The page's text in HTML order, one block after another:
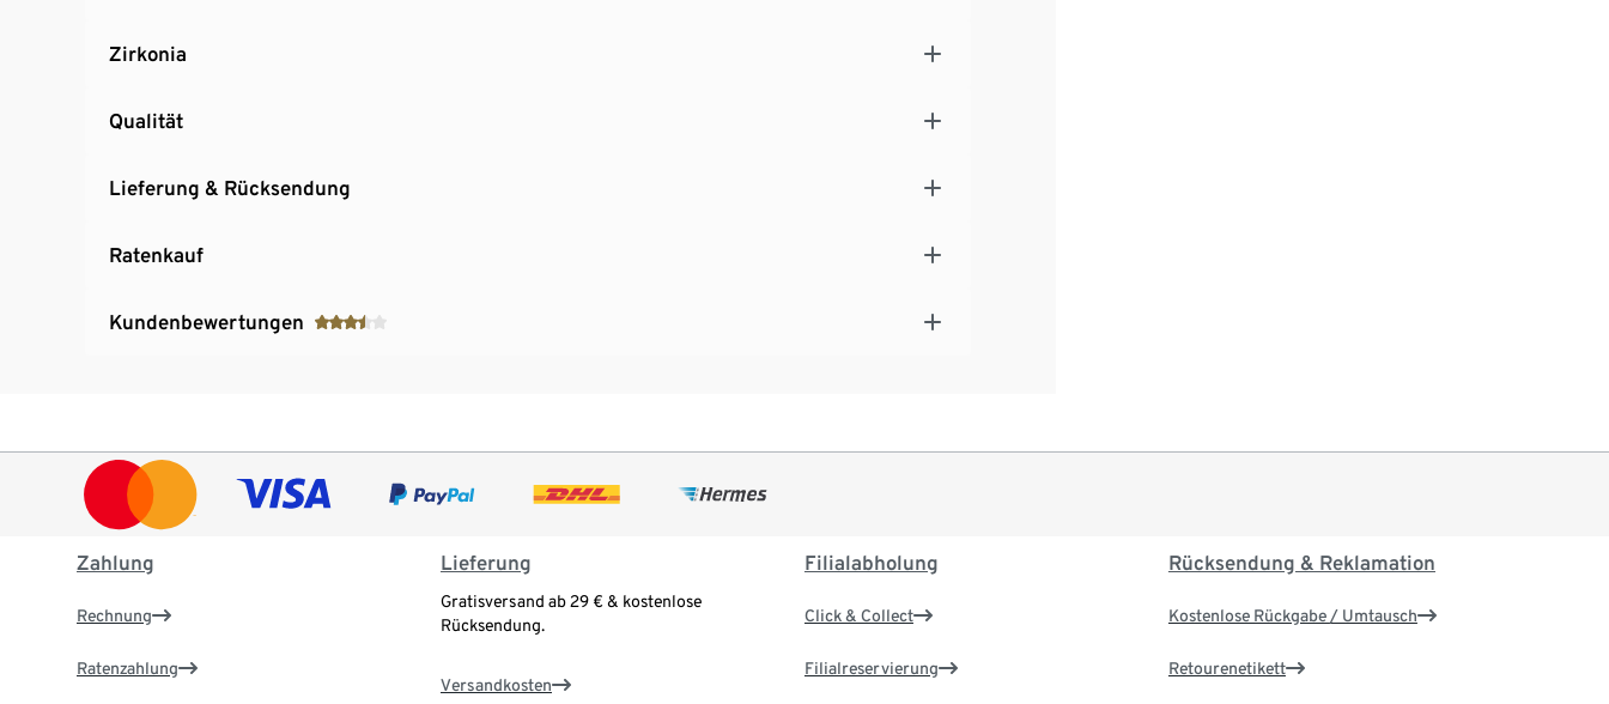
Zirkonia
Qualität
Lieferung & Rücksendung
Ratenkauf
Kundenbewertungen
Zahlung
Rechnung
Ratenzahlung
Lieferung
Gratisversand ab 29 € & kostenlose
Rücksendung.
Versandkosten
Filialabholung
Click & Collect
Filialreservierung
Rücksendung & Reklamation
Kostenlose Rückgabe / Umtausch
Retourenetikett